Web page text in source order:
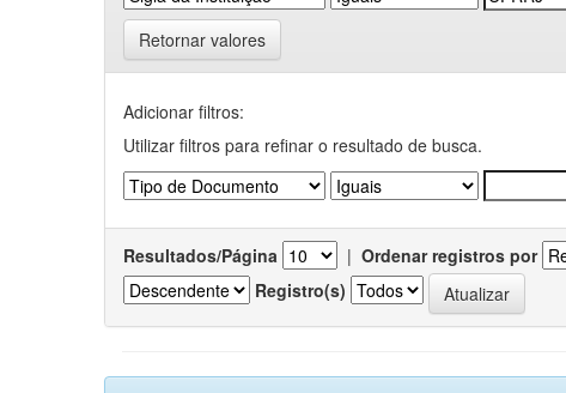
Retornar valores
Adicionar filtros:
Utilizar filtros para refinar o resultado de busca.
Resultados/Página | Ordenar registros por
Registro(s)